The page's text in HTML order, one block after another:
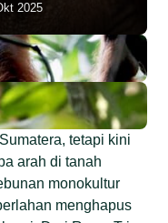
2025
tetapi kini
arah di tanah
monokultur
menghapus